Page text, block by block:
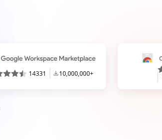
14331 10,000,000+